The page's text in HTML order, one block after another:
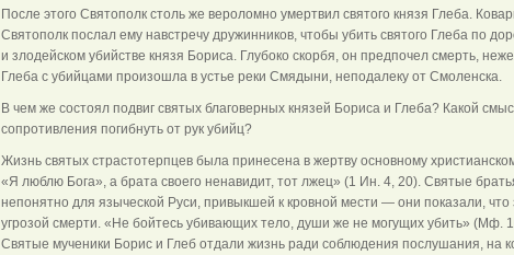
После этого Святополк столь же вероломно умертвил святого князя Глеба.
Святополк послал ему навстречу дружинников, чтобы убить святого Глеба по
и злодейском убийстве князя Бориса. Глубоко скорбя, он предпочел смерть,
Глеба с убийцами произошла в устье реки Смядыни, неподалеку от Смоленска.
В чем же состоял подвиг святых благоверных князей Бориса и Глеба? Какой
сопротивления погибнуть от рук убийц?
Жизнь святых страстотерпцев была принесена в жертву основному
«Я люблю Бога», а брата своего ненавидит, тот лжец» (1 Ин. 4, 20). Святые
непонятно для языческой Руси, привыкшей к кровной мести — они показали,
угрозой смерти. «Не бойтесь убивающих тело, души же не могущих убить» (Мф.
Святые мученики Борис и Глеб отдали жизнь ради соблюдения послушания, на